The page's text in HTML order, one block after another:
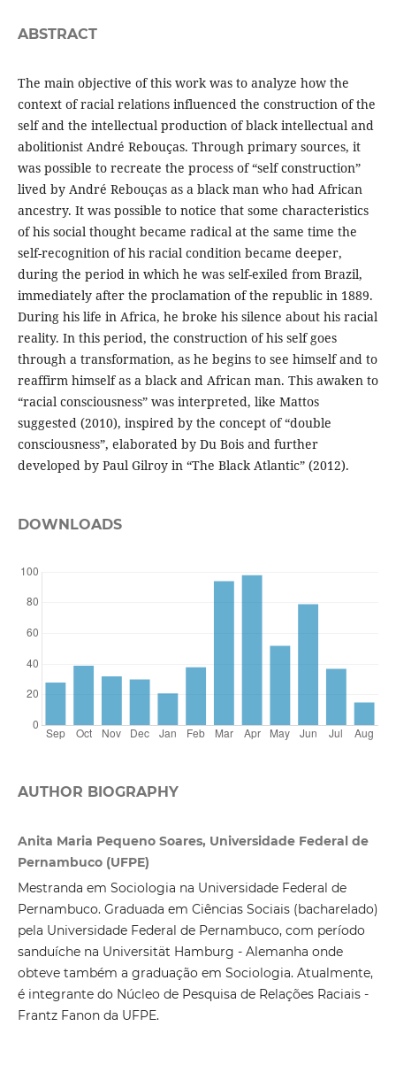
ABSTRACT
The main objective of this work was to analyze how the
context of racial relations influenced the construction of the
self and the intellectual production of black intellectual and
abolitionist André Rebouças. Through primary sources, it
was possible to recreate the process of “self construction”
lived by André Rebouças as a black man who had African
ancestry. It was possible to notice that some characteristics
of his social thought became radical at the same time the
self-recognition of his racial condition became deeper,
during the period in which he was self-exiled from Brazil,
immediately after the proclamation of the republic in 1889.
During his life in Africa, he broke his silence about his racial
reality. In this period, the construction of his self goes
through a transformation, as he begins to see himself and to
reaffirm himself as a black and African man. This awaken to
“racial consciousness” was interpreted, like Mattos
suggested (2010), inspired by the concept of “double
consciousness”, elaborated by Du Bois and further
developed by Paul Gilroy in “The Black Atlantic” (2012).
DOWNLOADS
AUTHOR BIOGRAPHY
Anita Maria Pequeno Soares, Universidade Federal de
Pernambuco (UFPE)
Mestranda em Sociologia na Universidade Federal de
Pernambuco. Graduada em Ciências Sociais (bacharelado)
pela Universidade Federal de Pernambuco, com período
sanduíche na Universität Hamburg - Alemanha onde
obteve também a graduação em Sociologia. Atualmente,
é integrante do Núcleo de Pesquisa de Relações Raciais -
Frantz Fanon da UFPE.